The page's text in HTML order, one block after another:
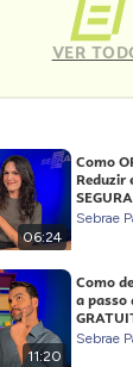
VER
06:24
Como
Reduzir
Sebrae
11:20
Como
a passo
Sebrae